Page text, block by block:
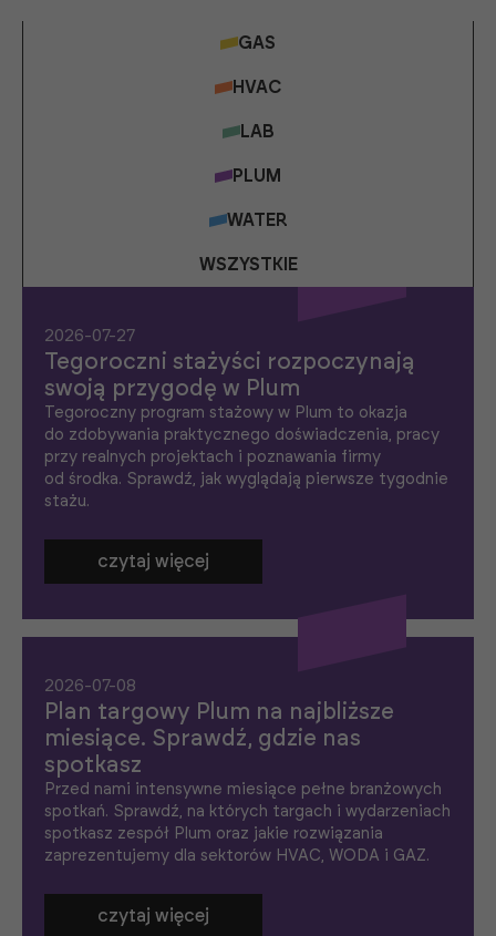
GAS
HVAC
LAB
PLUM
WATER
WSZYSTKIE
2026-07-27
Tegoroczni stażyści rozpoczynają
swoją przygodę w Plum
Tegoroczny program stażowy w Plum to okazja
do zdobywania praktycznego doświadczenia, pracy
przy realnych projektach i poznawania firmy
od środka. Sprawdź, jak wyglądają pierwsze tygodnie
stażu.
czytaj więcej
2026-07-08
Plan targowy Plum na najbliższe
miesiące. Sprawdź, gdzie nas
spotkasz
Przed nami intensywne miesiące pełne branżowych
spotkań. Sprawdź, na których targach i wydarzeniach
spotkasz zespół Plum oraz jakie rozwiązania
zaprezentujemy dla sektorów HVAC, WODA i GAZ.
czytaj więcej